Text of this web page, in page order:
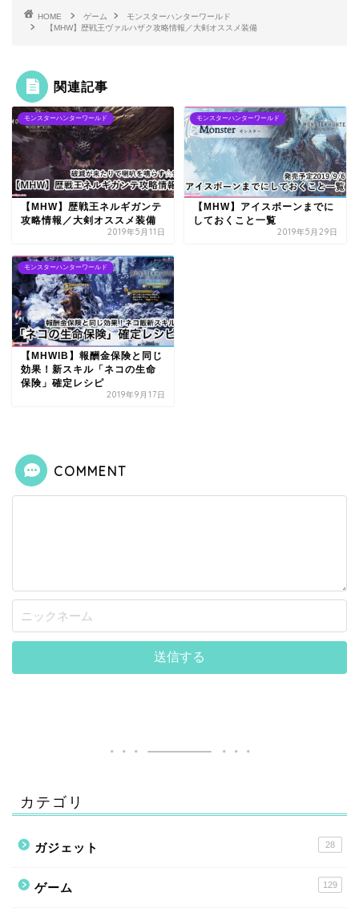
HOME ゲーム
モンスターハンターワールド
【MHW】歴戦王ヴァルハザク攻略情報／大剣オススメ装備
関連記事
モンスターハンターワールド
【MHW】歴戦王ネルギガンテ
攻略情報／大剣オススメ装備
2019年5月11日
モンスターハンターワールド
【MHW】アイスボーンまでに
しておくこと一覧
2019年5月29日
モンスターハンターワールド
【MHWIB】報酬金保険と同じ
効果！新スキル「ネコの生命
保険」確定レシピ
2019年9月17日
COMMENT
カテゴリ
ガジェット 28
ゲーム 129